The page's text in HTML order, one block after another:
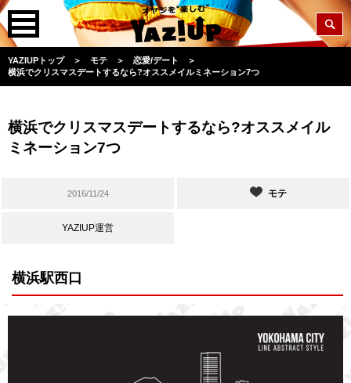
YAZIUPトップ ＞ モテ ＞ 恋愛/デート
＞
横浜でクリスマスデートするなら?オススメイルミネーション7つ
横浜でクリスマスデートするなら?オススメイル
ミネーション7つ
2016/11/24 モテ
YAZIUP運営
横浜駅西口